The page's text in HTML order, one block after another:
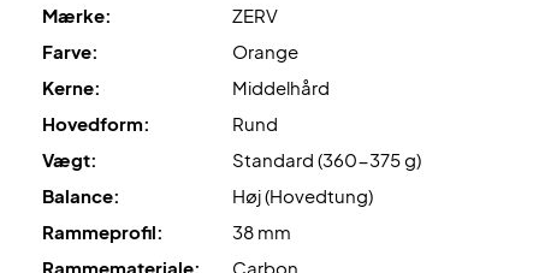
Mærke:
ZERV
Farve:
Orange
Kerne:
Middelhård
Hovedform:
Rund
Vægt:
Standard (360-375 g)
Balance:
Høj (Hovedtung)
Rammeprofil:
38 mm
Rammemateriale:
Carbon